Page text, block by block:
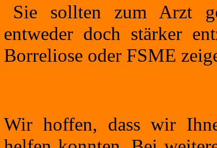
Sie sollten zum Arzt
entweder doch stärker
Borreliose oder FSME
Wir hoffen, dass wir